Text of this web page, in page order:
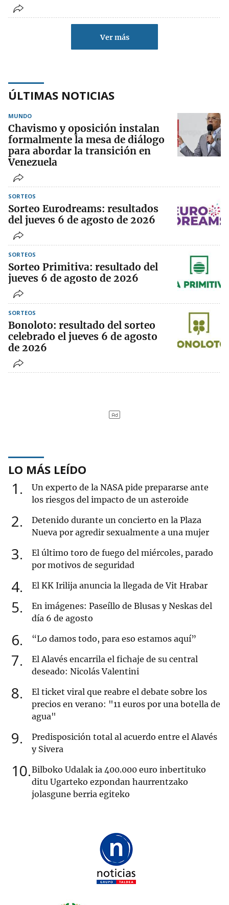
Ver más
ÚLTIMAS NOTICIAS
MUNDO
Chavismo y oposición instalan
formalmente la mesa de diálogo
para abordar la transición en
Venezuela
SORTEOS
Sorteo Eurodreams: resultados
del jueves 6 de agosto de 2026
SORTEOS
Sorteo Primitiva: resultado del
jueves 6 de agosto de 2026
SORTEOS
Bonoloto: resultado del sorteo
celebrado el jueves 6 de agosto
de 2026
LO MÁS LEÍDO
1
Un experto de la NASA pide prepararse ante
los riesgos del impacto de un asteroide
2
Detenido durante un concierto en la Plaza
Nueva por agredir sexualmente a una mujer
3
El último toro de fuego del miércoles, parado
por motivos de seguridad
4 El KK Irilija anuncia la llegada de Vit Hrabar
5
En imágenes: Paseíllo de Blusas y Neskas del
día 6 de agosto
6 “Lo damos todo, para eso estamos aquí”
7
El Alavés encarrila el fichaje de su central
deseado: Nicolás Valentini
8
El ticket viral que reabre el debate sobre los
precios en verano: "11 euros por una botella de
agua"
9
Predisposición total al acuerdo entre el Alavés
y Sivera
10 Bilboko Udalak ia 400.000 euro inbertituko
ditu Ugarteko ezpondan haurrentzako
jolasgune berria egiteko